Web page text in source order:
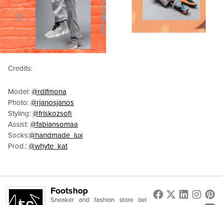
Credits:
Model: @rdlfmona
Photo: @rjanosjanos
Styling: @friskozsofi
Assist: @fabiansomaa
Socks:@handmade_lux
Prod.: @whyte_kat
Footshop
Sneaker and fashion store bei